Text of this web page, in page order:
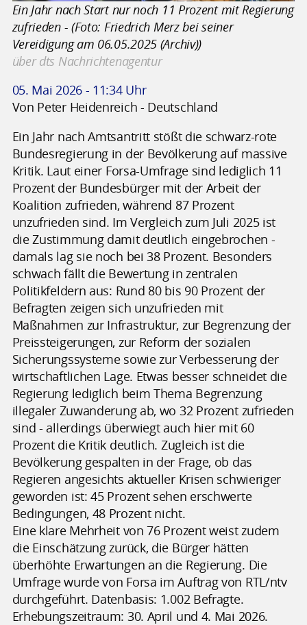
Ein Jahr nach Start nur noch 11 Prozent mit Regierung
zufrieden - (Foto: Friedrich Merz bei seiner
Vereidigung am 06.05.2025 (Archiv))
über dts Nachrichtenagentur
05. Mai 2026 - 11:34 Uhr
Von Peter Heidenreich - Deutschland
Ein Jahr nach Amtsantritt stößt die schwarz-rote
Bundesregierung in der Bevölkerung auf massive
Kritik. Laut einer Forsa-Umfrage sind lediglich 11
Prozent der Bundesbürger mit der Arbeit der
Koalition zufrieden, während 87 Prozent
unzufrieden sind. Im Vergleich zum Juli 2025 ist
die Zustimmung damit deutlich eingebrochen -
damals lag sie noch bei 38 Prozent. Besonders
schwach fällt die Bewertung in zentralen
Politikfeldern aus: Rund 80 bis 90 Prozent der
Befragten zeigen sich unzufrieden mit
Maßnahmen zur Infrastruktur, zur Begrenzung der
Preissteigerungen, zur Reform der sozialen
Sicherungssysteme sowie zur Verbesserung der
wirtschaftlichen Lage. Etwas besser schneidet die
Regierung lediglich beim Thema Begrenzung
illegaler Zuwanderung ab, wo 32 Prozent zufrieden
sind - allerdings überwiegt auch hier mit 60
Prozent die Kritik deutlich. Zugleich ist die
Bevölkerung gespalten in der Frage, ob das
Regieren angesichts aktueller Krisen schwieriger
geworden ist: 45 Prozent sehen erschwerte
Bedingungen, 48 Prozent nicht.
Eine klare Mehrheit von 76 Prozent weist zudem
die Einschätzung zurück, die Bürger hätten
überhöhte Erwartungen an die Regierung. Die
Umfrage wurde von Forsa im Auftrag von RTL/ntv
durchgeführt. Datenbasis: 1.002 Befragte.
Erhebungszeitraum: 30. April und 4. Mai 2026.